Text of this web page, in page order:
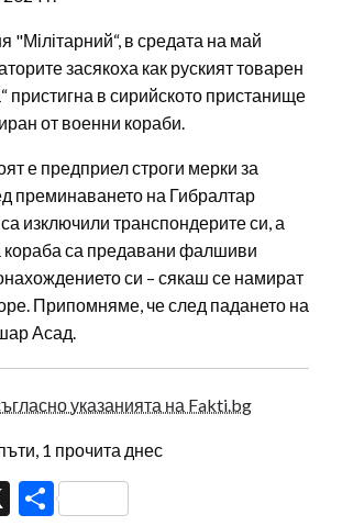
"Мілітарний“, в средата на май
засякоха как руският товарен
пристигна в сирийското пристанище
от военни кораби.
е предприел строги мерки за
преминаването на Гибралтар
изключили транспондерите си, а
кораба са предавани фалшиви
си – сякаш се намират
Припомняме, че след падането на
Асад.
указанията на Fakti.bg
1 прочита днес
X Share